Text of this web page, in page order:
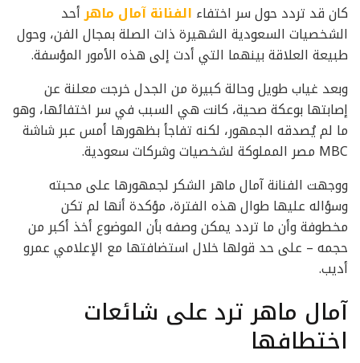
كان قد تردد حول سر اختفاء الفنانة آمال ماهرأحد
الشخصيات السعودية الشهيرة ذات الصلة بمجال الفن، وحول
طبيعة العلاقة بينهما التي أدت إلى هذه الأمور المؤسفة.
وبعد غياب طويل وحالة كبيرة من الجدل خرجت معلنة عن
إصابتها بوعكة صحية، كانت هي السبب في سر اختفائها، وهو
ما لم يُصدقه الجمهور، لكنه تفاجأ بظهورها أمس عبر شاشة
MBC مصر المملوكة لشخصيات وشركات سعودية.
ووجهت الفنانة آمال ماهر الشكر لجمهورها على محبته
وسؤاله عليها طوال هذه الفترة، مؤكدة أنها لم تكن
مخطوفة وأن ما تردد يمكن وصفه بأن الموضوع أخذ أكبر من
حجمه – على حد قولها خلال استضافتها مع الإعلامي عمرو
أديب.
آمال ماهر ترد على شائعات
اختطافها